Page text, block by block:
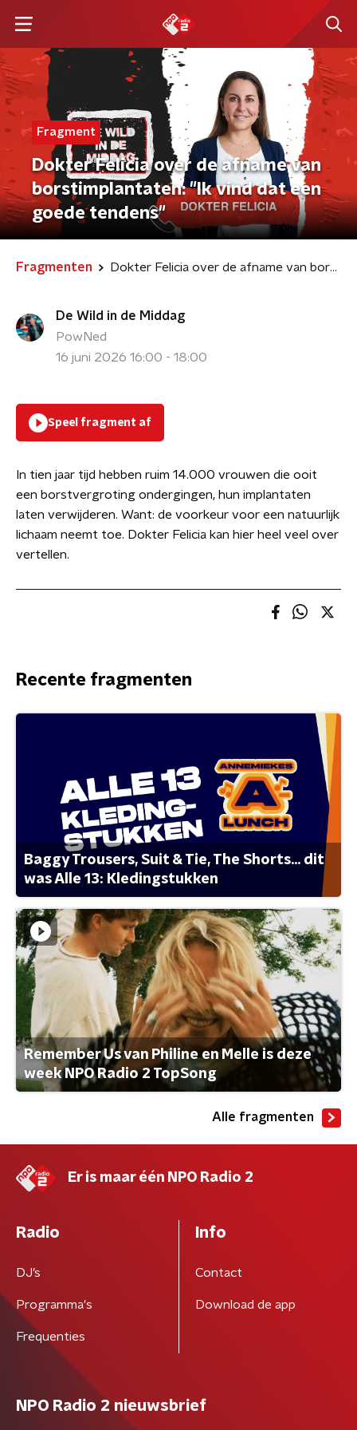
Fragment
Dokter Felicia over de afname van
borstimplantaten: "Ik vind dat een
goede tendens"
Fragmenten Dokter Felicia over de afname van borstimplantaten: "Ik vind dat een goede tendens"
De Wild in de Middag
PowNed
16 juni 2026 16:00 - 18:00
Speel fragment af
In tien jaar tijd hebben ruim 14.000 vrouwen die ooit
een borstvergroting ondergingen, hun implantaten
laten verwijderen. Want: de voorkeur voor een natuurlijk
lichaam neemt toe. Dokter Felicia kan hier heel veel over
vertellen.
Recente fragmenten
Baggy Trousers, Suit & Tie, The Shorts... dit
was Alle 13: Kledingstukken
Remember Us van Philine en Melle is deze
week NPO Radio 2 TopSong
Alle fragmenten
Er is maar één NPO Radio 2
Radio
DJ’s
Programma's
Frequenties
Info
Contact
Download de app
NPO Radio 2 nieuwsbrief